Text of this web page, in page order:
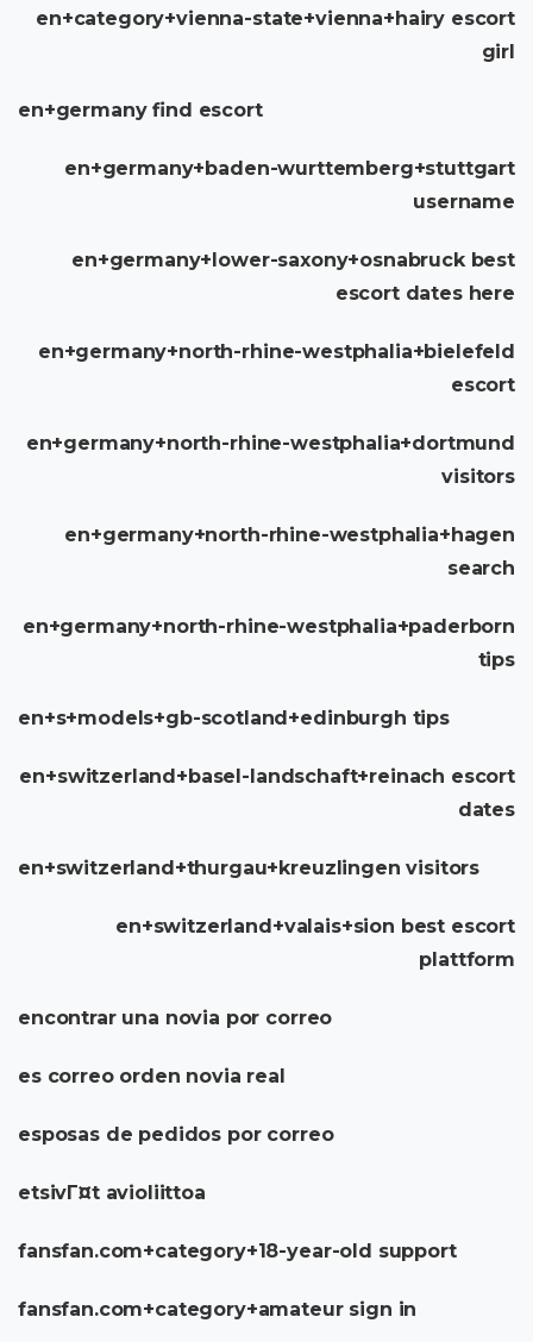
en+category+vienna-state+vienna+hairy escort
girl
en+germany find escort
en+germany+baden-wurttemberg+stuttgart
username
en+germany+lower-saxony+osnabruck best
escort dates here
en+germany+north-rhine-westphalia+bielefeld
escort
en+germany+north-rhine-westphalia+dortmund
visitors
en+germany+north-rhine-westphalia+hagen
search
en+germany+north-rhine-westphalia+paderborn
tips
en+s+models+gb-scotland+edinburgh tips
en+switzerland+basel-landschaft+reinach escort
dates
en+switzerland+thurgau+kreuzlingen visitors
en+switzerland+valais+sion best escort
plattform
encontrar una novia por correo
es correo orden novia real
esposas de pedidos por correo
etsivГ¤t avioliittoa
fansfan.com+category+18-year-old support
fansfan.com+category+amateur sign in